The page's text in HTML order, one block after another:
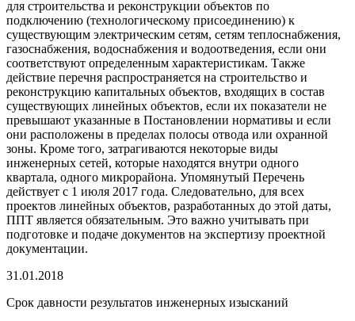
для строительства и реконструкции объектов по
подключению (технологическому присоединению) к
существующим электрическим сетям, сетям теплоснабжения,
газоснабжения, водоснабжения и водоотведения, если они
соответствуют определенным характеристикам. Также
действие перечня распространяется на строительство и
реконструкцию капитальных объектов, входящих в состав
существующих линейных объектов, если их показатели не
превышают указанные в Постановлении нормативы и если
они расположены в пределах полосы отвода или охранной
зоны. Кроме того, затрагиваются некоторые виды
инженерных сетей, которые находятся внутри одного
квартала, одного микрорайона. Упомянутый Перечень
действует с 1 июля 2017 года. Следовательно, для всех
проектов линейных объектов, разработанных до этой даты,
ППТ является обязательным. Это важно учитывать при
подготовке и подаче документов на экспертизу проектной
документации.
31.01.2018
Срок давности результатов инженерных изысканий